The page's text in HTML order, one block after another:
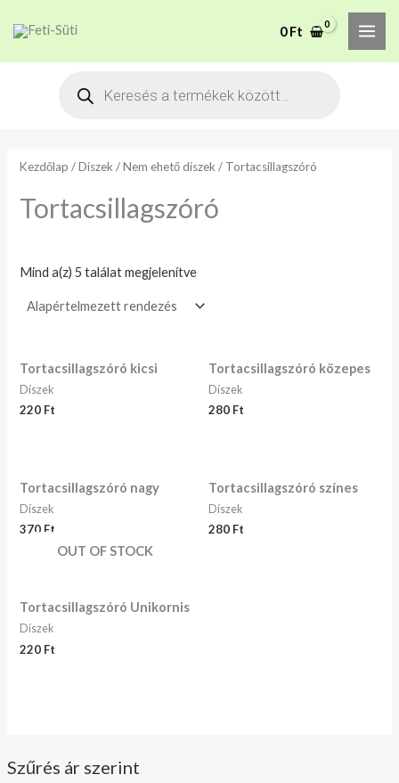
content
0Ft
Products
Szűrés ár szerint
i
n
x
á
Kezdőlap /Díszek /Nem ehető díszek / Tortacsillagszóró
Tortacsillagszóró
Mind a(z) 5 találat megjelenítve
Tortacsillagszóró kicsi
Díszek
220 Ft
Tortacsillagszóró közepes
Díszek
280 Ft
Tortacsillagszóró nagy
Díszek
370 Ft
Tortacsillagszóró színes
Díszek
280 Ft
OUT OF STOCK
Tortacsillagszóró Unikornis
Díszek
220 Ft
A mélyhűtött termékeket
csakis saját felelősségre
Megértettem